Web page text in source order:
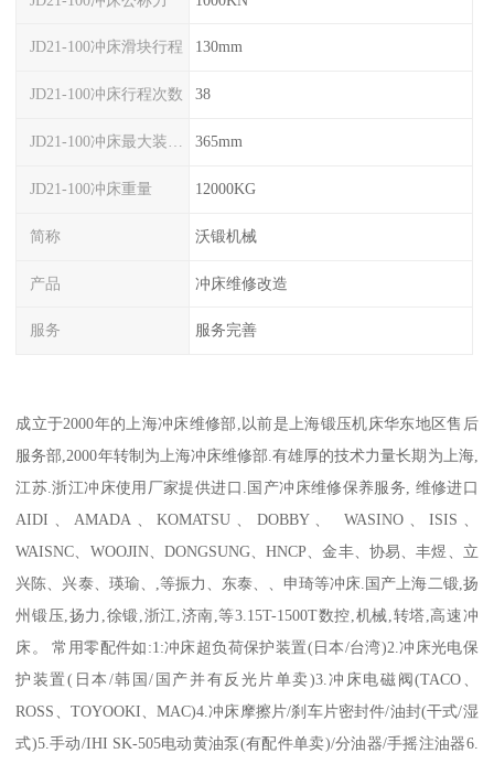
JD21-100冲床滑块行程 130mm
JD21-100冲床行程次数 38
365mm
JD21-100冲床重量 12000KG
简称 沃锻机械
产品 冲床维修改造
服务 服务完善
成立于2000年的上海冲床维修部,以前是上海锻压机床华东地区售后
服务部,2000年转制为上海冲床维修部.有雄厚的技术力量长期为上海,
江苏.浙江冲床使用厂家提供进口.国产冲床维修保养服务, 维修进口
AIDI、AMADA、KOMATSU、DOBBY、 WASINO、ISIS、
WAISNC、WOOJIN、DONGSUNG、HNCP、金丰、协易、丰煜、立
兴陈、兴泰、瑛瑜、,等振力、东泰、、申琦等冲床.国产上海二锻,扬
州锻压,扬力,徐锻,浙江,济南,等3.15T-1500T数控,机械,转塔,高速冲
床。 常用零配件如:1:冲床超负荷保护装置(日本/台湾)2.冲床光电保
护装置(日本/韩国/国产并有反光片单卖)3.冲床电磁阀(TACO、
ROSS、TOYOOKI、MAC)4.冲床摩擦片/刹车片密封件/油封(干式/湿
式)5.手动/IHI SK-505电动黄油泵(有配件单卖)/分油器/手摇注油器6.